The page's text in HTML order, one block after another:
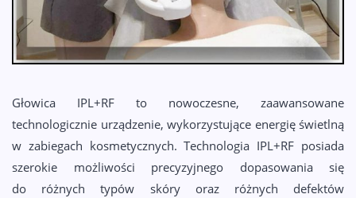
Głowica IPL+RF to nowoczesne, zaawansowane
technologicznie urządzenie, wykorzystujące energię świetlną
w zabiegach kosmetycznych. Technologia IPL+RF posiada
szerokie możliwości precyzyjnego dopasowania się
do różnych typów skóry oraz różnych defektów